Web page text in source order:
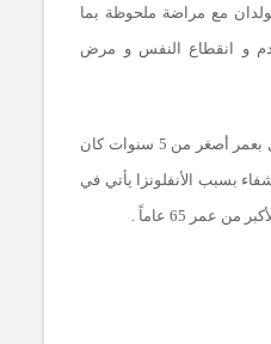
مع مراضة ملحوظة بما
الدم و انقطاع النفس و مرض
أظهرت الدراسات أن الأطفال بعمر أصغر من 5 سنوات كان
بسبب الأنفلونزا يأتي في
عمر 65 عاماً .